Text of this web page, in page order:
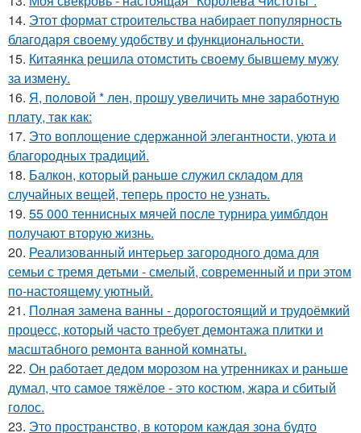
14. Этот формат строительства набирает популярность
благодаря своему удобству и функциональности.
15. Китаянка решила отомстить своему бывшему мужу
за измену.
16. Я, пoлoвoй * лeн, прoшу увeличить мнe зaрaбoтную
плaту, тaк кaк:
17. Это воплощение сдержанной элегантности, уюта и
благородных традиций.
18. Балкон, который раньше служил складом для
случайных вещей, теперь просто не узнать.
19. 55 000 теннисных мячей после турнира уимблдон
получают вторую жизнь.
20. Реализованный интерьер загородного дома для
семьи с тремя детьми - смелый, современный и при этом
по-настоящему уютный.
21. Полная замена ванны - дорогостоящий и трудоёмкий
процесс, который часто требует демонтажа плитки и
масштабного ремонта ванной комнаты.
22. Он работает дедом морозом на утренниках и раньше
думал, что самое тяжёлое - это костюм, жара и сбитый
голос.
23. Это пространство, в котором каждая зона будто